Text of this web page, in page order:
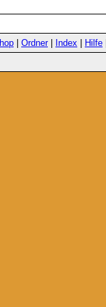
Ordner| Index Hilfe